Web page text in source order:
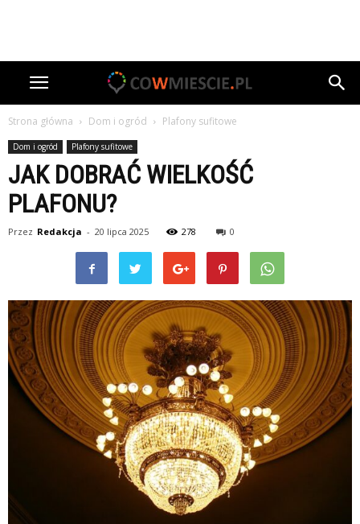
Strona główna Dom i ogród Plafony sufitowe
Dom i ogród Plafony sufitowe
JAK DOBRAĆ WIELKOŚĆ
PLAFONU?
Przez Redakcja - 20 lipca 2025 278 0